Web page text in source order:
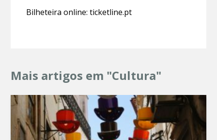
Bilheteira online: ticketline.pt
Mais artigos em "Cultura"